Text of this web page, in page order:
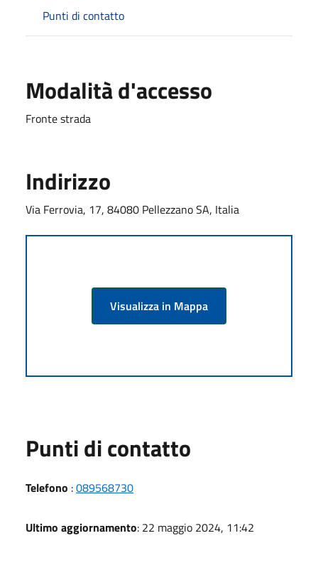
Punti di contatto
Modalità d'accesso
Fronte strada
Indirizzo
Via Ferrovia, 17, 84080 Pellezzano SA, Italia
Visualizza in Mappa
Punti di contatto
Telefono :089568730
Ultimo aggiornamento: 22 maggio 2024, 11:42